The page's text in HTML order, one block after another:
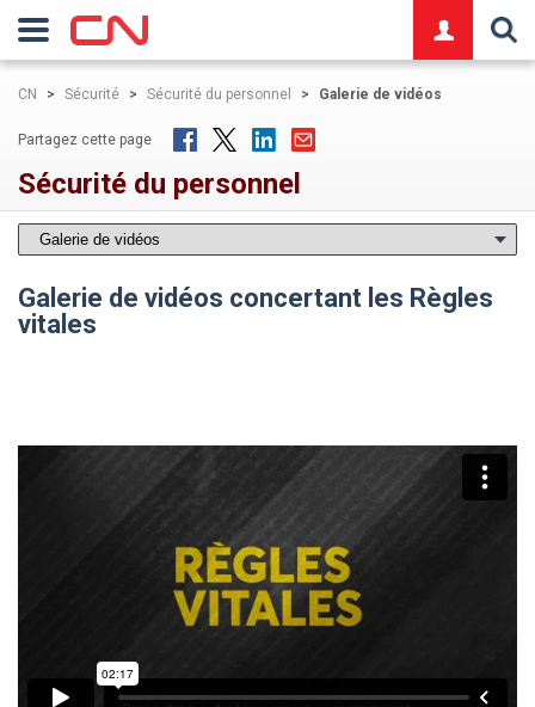
CN > Sécurité > Sécurité du personnel > Galerie de vidéos
Partagez cette page
Sécurité du personnel
Galerie de vidéos concertant les Règles
vitales